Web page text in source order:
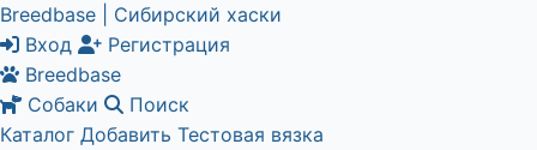
Breedbase | Сибирский хаски
Вход
Регистрация
Breedbase
Собаки
Поиск
Каталог Добавить Тестовая вязка